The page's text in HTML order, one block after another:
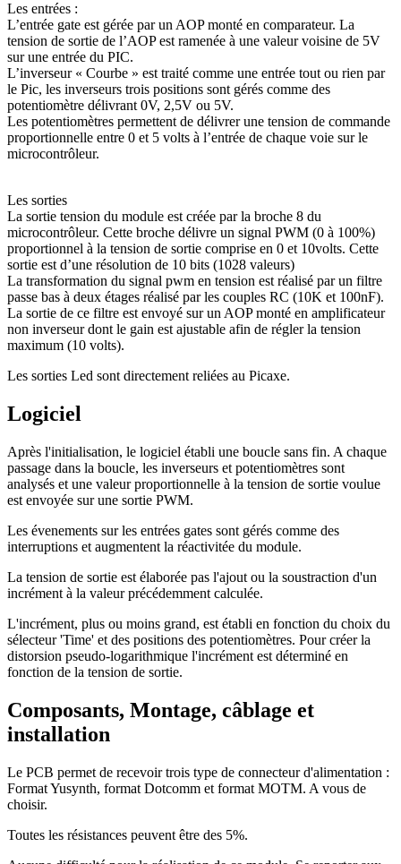
Les entrées :
L’entrée gate est gérée par un AOP monté en comparateur. La
tension de sortie de l’AOP est ramenée à une valeur voisine de 5V
sur une entrée du PIC.
L’inverseur « Courbe » est traité comme une entrée tout ou rien par
le Pic, les inverseurs trois positions sont gérés comme des
potentiomètre délivrant 0V, 2,5V ou 5V.
Les potentiomètres permettent de délivrer une tension de commande
proportionnelle entre 0 et 5 volts à l’entrée de chaque voie sur le
microcontrôleur.
Les sorties
La sortie tension du module est créée par la broche 8 du
microcontrôleur. Cette broche délivre un signal PWM (0 à 100%)
proportionnel à la tension de sortie comprise en 0 et 10volts. Cette
sortie est d’une résolution de 10 bits (1028 valeurs)
La transformation du signal pwm en tension est réalisé par un filtre
passe bas à deux étages réalisé par les couples RC (10K et 100nF).
La sortie de ce filtre est envoyé sur un AOP monté en amplificateur
non inverseur dont le gain est ajustable afin de régler la tension
maximum (10 volts).
Les sorties Led sont directement reliées au Picaxe.
Logiciel
Après l'initialisation, le logiciel établi une boucle sans fin. A chaque
passage dans la boucle, les inverseurs et potentiomètres sont
analysés et une valeur proportionnelle à la tension de sortie voulue
est envoyée sur une sortie PWM.
Les évenements sur les entrées gates sont gérés comme des
interruptions et augmentent la réactivitée du module.
La tension de sortie est élaborée pas l'ajout ou la soustraction d'un
incrément à la valeur précédemment calculée.
L'incrément, plus ou moins grand, est établi en fonction du choix du
sélecteur 'Time' et des positions des potentiomètres. Pour créer la
distorsion pseudo-logarithmique l'incrément est déterminé en
fonction de la tension de sortie.
Composants, Montage, câblage et
installation
Le PCB permet de recevoir trois type de connecteur d'alimentation :
Format Yusynth, format Dotcomm et format MOTM. A vous de
choisir.
Toutes les résistances peuvent être des 5%.